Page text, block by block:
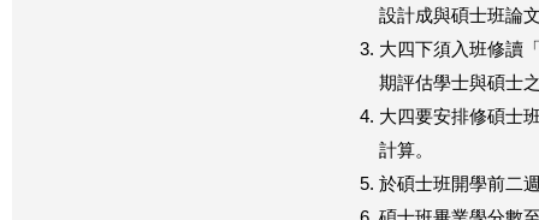
設計成與碩士班論
大四下須入班修讀
期評估學士與碩士
大四要安排修碩士
計算。
於碩士班開學前二